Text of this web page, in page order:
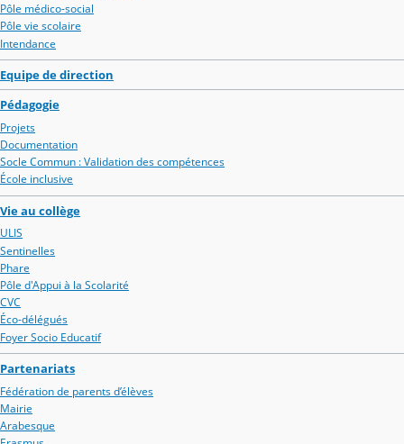
Pôle médico-social
Pôle vie scolaire
Intendance
Equipe de direction
Pédagogie
Projets
Documentation
Socle Commun : Validation des compétences
École inclusive
Vie au collège
ULIS
Sentinelles
Phare
Pôle d'Appui à la Scolarité
CVC
Éco-délégués
Foyer Socio Educatif
Partenariats
Fédération de parents d’élèves
Mairie
Arabesque